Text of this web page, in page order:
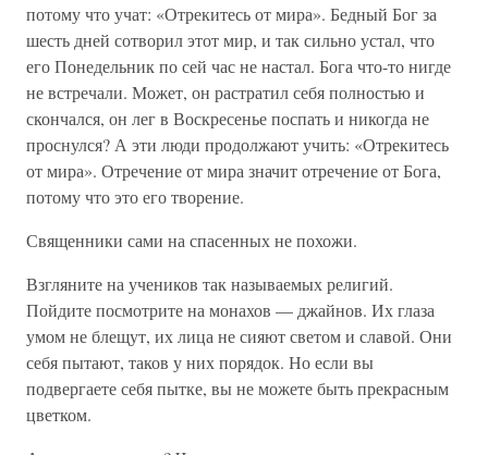
потому что учат: «Отрекитесь от мира». Бедный Бог за
шесть дней сотворил этот мир, и так сильно устал, что
его Понедельник по сей час не настал. Бога что-то нигде
не встречали. Может, он растратил себя полностью и
скончался, он лег в Воскресенье поспать и никогда не
проснулся? А эти люди продолжают учить: «Отрекитесь
от мира». Отречение от мира значит отречение от Бога,
потому что это его творение.
Священники сами на спасенных не похожи.
Взгляните на учеников так называемых религий.
Пойдите посмотрите на монахов — джайнов. Их глаза
умом не блещут, их лица не сияют светом и славой. Они
себя пытают, таков у них порядок. Но если вы
подвергаете себя пытке, вы не можете быть прекрасным
цветком.